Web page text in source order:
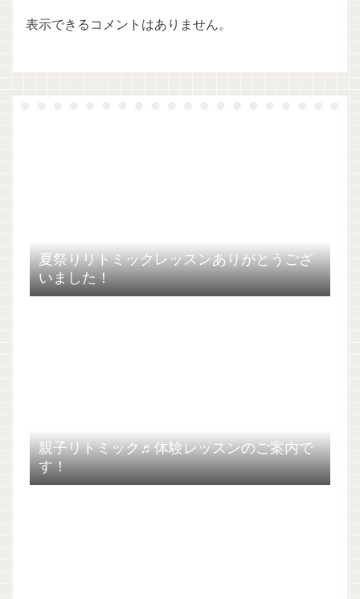
表示できるコメントはありません。
夏祭りリトミックレッスンありがとうござ
いました！
親子リトミック♬体験レッスンのご案内で
す！